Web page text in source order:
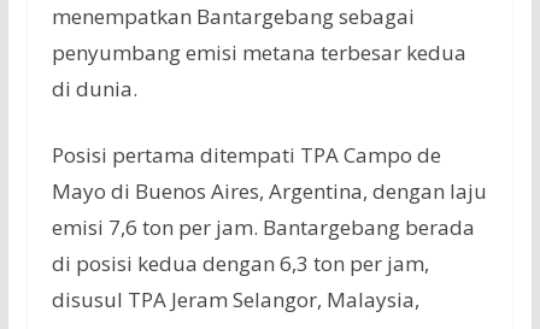
menempatkan Bantargebang sebagai
penyumbang emisi metana terbesar kedua
di dunia.
Posisi pertama ditempati TPA Campo de
Mayo di Buenos Aires, Argentina, dengan laju
emisi 7,6 ton per jam. Bantargebang berada
di posisi kedua dengan 6,3 ton per jam,
disusul TPA Jeram Selangor, Malaysia,